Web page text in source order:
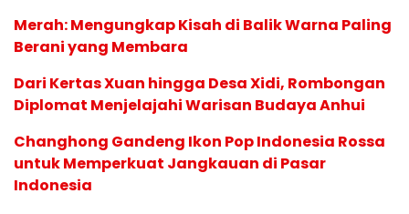
Merah: Mengungkap Kisah di Balik Warna Paling
Berani yang Membara
Dari Kertas Xuan hingga Desa Xidi, Rombongan
Diplomat Menjelajahi Warisan Budaya Anhui
Changhong Gandeng Ikon Pop Indonesia Rossa
untuk Memperkuat Jangkauan di Pasar
Indonesia